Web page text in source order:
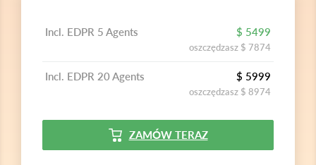
Incl. EDPR 5 Agents $ 5499
oszczędzasz $ 7874
Incl. EDPR 20 Agents $ 5999
oszczędzasz $ 8974
ZAMÓW TERAZ